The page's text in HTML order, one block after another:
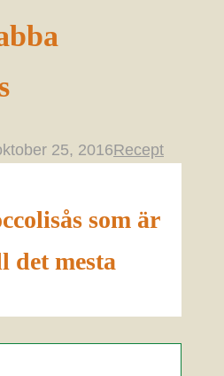
25, 2016Recept
som är
det mesta